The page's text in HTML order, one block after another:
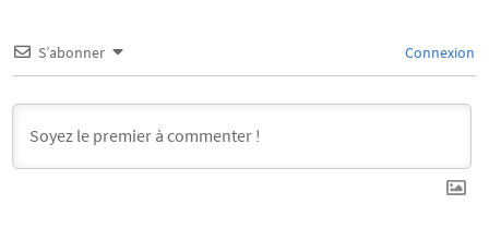
S’abonner Connexion